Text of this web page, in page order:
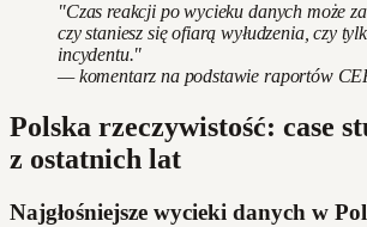
"Czas reakcji po wycieku danych może
czy staniesz się ofiarą wyłudzenia, czy
incydentu."
— komentarz na podstawie raportów
Polska rzeczywistość: case
z ostatnich lat
Najgłośniejsze wycieki danych w